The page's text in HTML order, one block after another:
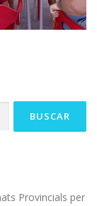
Provincials per